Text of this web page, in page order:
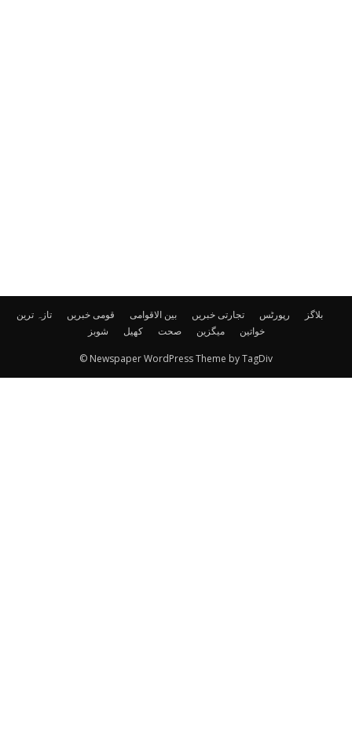
تازہ ترین قومی خبریں بین الاقوامی تجارتی خبریں رپورٹس
بلاگز
شوبز
کھیل صحت میگزین خواتین
© Newspaper WordPress Theme by TagDiv